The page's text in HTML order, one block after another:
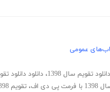
عمومی
دانلود تقویم سال 1398 ، دانلود دانلود
پی دی اف ، تقویم 1398